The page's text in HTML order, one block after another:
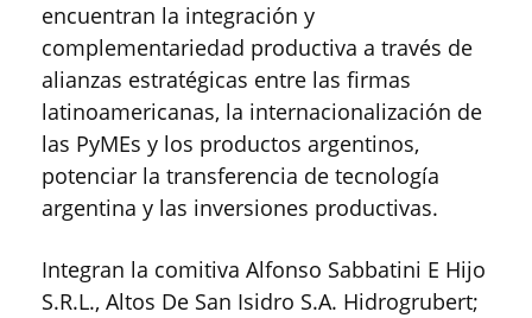
encuentran la integración y
complementariedad productiva a través de
alianzas estratégicas entre las firmas
latinoamericanas, la internacionalización de
las PyMEs y los productos argentinos,
potenciar la transferencia de tecnología
argentina y las inversiones productivas.
Integran la comitiva Alfonso Sabbatini E Hijo
S.R.L., Altos De San Isidro S.A. Hidrogrubert;